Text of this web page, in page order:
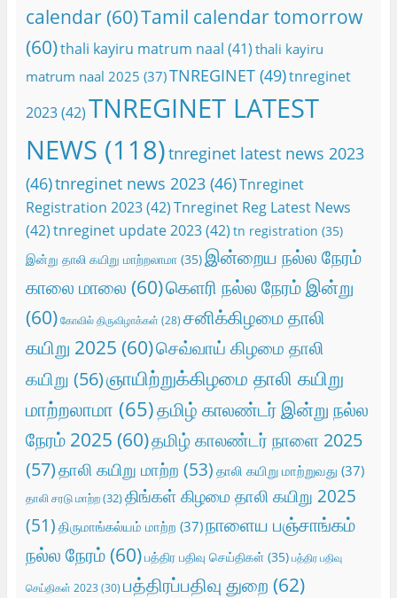
calendar(60)Tamil calendar tomorrow
(60)thali kayiru matrum naal (41) thali kayiru
matrum naal 2025 (37)TNREGINET(49)tnreginet
2023(42)TNREGINET LATEST
NEWS (118)tnreginet latest news 2023
(46)tnreginet news 2023(46)Tnreginet
Registration 2023(42)Tnreginet Reg Latest News
(42)tnreginet update 2023(42) tn registration (35)
இன்று தாலி கயிறு மாற்றலாமா(35)இன்றைய நல்ல நேரம்
காலை மாலை (60)கெளரி நல்ல நேரம் இன்று
(60) கோவில் திருவிழாக்கள் (28) சனிக்கிழமை தாலி
கயிறு 2025 (60)செவ்வாய் கிழமை தாலி
கயிறு (56)ஞாயிற்றுக்கிழமை தாலி கயிறு
மாற்றலாமா (65)தமிழ் காலண்டர் இன்று நல்ல
நேரம் 2025 (60)தமிழ் காலண்டர் நாளை 2025
(57)தாலி கயிறு மாற்ற (53) தாலி கயிறு மாற்றுவது (37)
தாலி சரடு மாற்ற(32)திங்கள் கிழமை தாலி கயிறு 2025
(51) திருமாங்கல்யம் மாற்ற (37)நாளைய பஞ்சாங்கம்
நல்ல நேரம்(60)பத்திர பதிவு செய்திகள்(35) பத்திர பதிவு
செய்திகள் 2023 (30) பத்திரப்பதிவு துறை (62)